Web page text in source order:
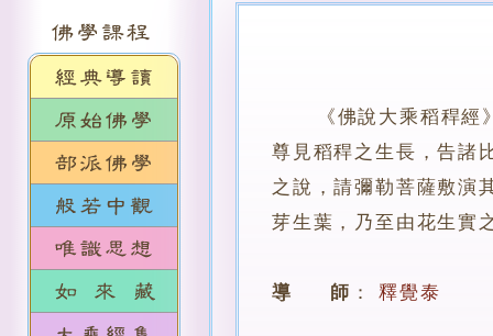
《佛說大乘稻稈
尊見稻稈之生長，告諸
之說，請彌勒菩薩敷演
芽生葉，乃至由花生實
導 師 ： 釋覺泰